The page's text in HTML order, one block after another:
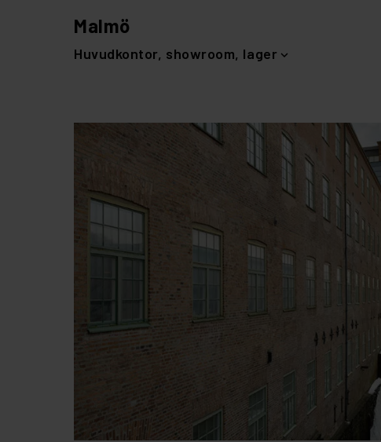
Malmö
Huvudkontor, showroom, lager